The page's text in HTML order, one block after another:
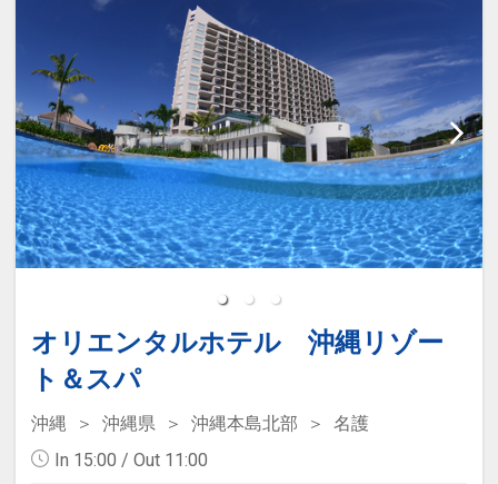
少し疲れたら、太陽を避けて部屋のバル
コニーやレストランのテラスでひと休
み。
時間や移動を気にせず、マイペースに伸
び伸びと過ごせます。
※ 遊泳時期：通年
設定期間：2026年9月1日～2026年11月
30日
すべてのお部屋がオーシャンフロント・
ベランダ付のお部屋。
洋室、和洋室のお部屋を揃え、開放的に
伸び伸びとお寛ぎいただけます。
美しい海を眺めながら、開放的なゆった
りとした時間をお愉しみください。
・連泊時の客室清掃はございません。た
だし、タオル類とゴミは回収させて頂き
【お食事】
大自然と太陽の恵みをいっぱいに受けて
育った沖縄の食材をふんだんに使用し、
オリエンタルホテル 沖縄リゾー
ト＆スパ
沖縄 沖縄県 沖縄本島北部
名護
In 15:00 / Out 11:00